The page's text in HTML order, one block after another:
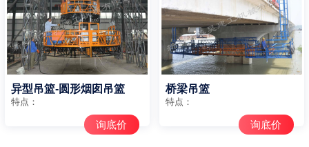
异型吊篮-圆形烟囱吊篮
特点：
询底价
桥梁吊篮
特点：
询底价